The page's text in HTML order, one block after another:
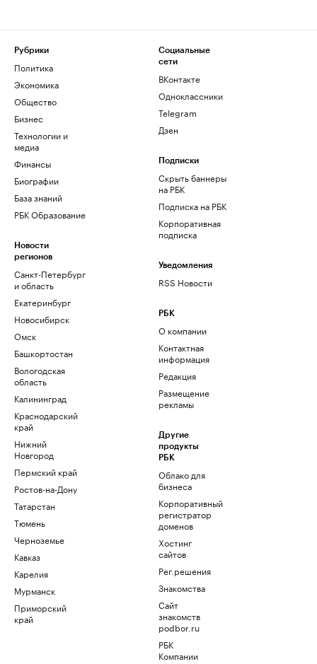
Рубрики
Политика
Экономика
Общество
Бизнес
Технологии и
медиа
Финансы
Биографии
База знаний
РБК Образование
Новости
регионов
Санкт-Петербург
и область
Екатеринбург
Новосибирск
Омск
Башкортостан
Вологодская
область
Калининград
Краснодарский
край
Нижний
Новгород
Пермский край
Ростов-на-Дону
Татарстан
Тюмень
Черноземье
Кавказ
Карелия
Мурманск
Приморский
край
Социальные
сети
ВКонтакте
Одноклассники
Telegram
Дзен
Подписки
Скрыть баннеры
на РБК
Подписка на РБК
Корпоративная
подписка
Уведомления
RSS Новости
РБК
О компании
Контактная
информация
Редакция
Размещение
рекламы
Другие
продукты
РБК
Облако для
бизнеса
Корпоративный
регистратор
доменов
Хостинг
сайтов
Рег.решения
Знакомства
Сайт
знакомств
podbor.ru
РБК
Компании